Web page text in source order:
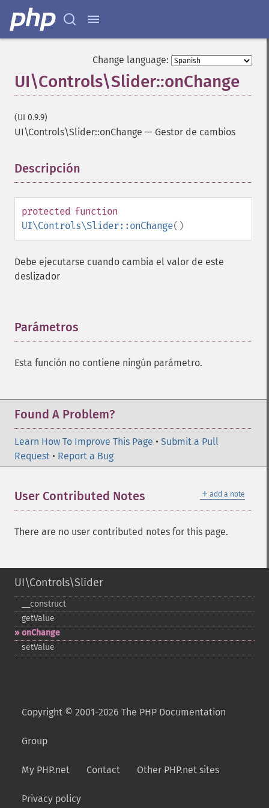
Change language:
UI\Controls\Slider::onChange
(UI 0.9.9)
UI\Controls\Slider::onChange — Gestor de cambios
Descripción
protected function
UI\Controls\Slider::onChange()
Debe ejecutarse cuando cambia el valor de este
deslizador
Parámetros
Esta función no contiene ningún parámetro.
Found A Problem?
Learn How To Improve This Page • Submit a Pull
Request • Report a Bug
＋ add a note
User Contributed Notes
There are no user contributed notes for this page.
UI\Controls\Slider
_​_​construct
getValue
onChange
setValue
Copyright © 2001-2026 The PHP Documentation
Group
My PHP.net Contact Other PHP.net sites
Privacy policy